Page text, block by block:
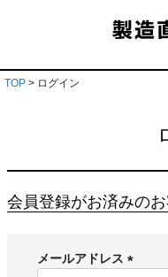
TOP ログイン
会員登録がお済みの
メールアドレス